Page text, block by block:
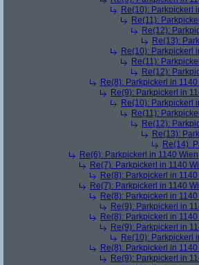
Re(10): Parkpickerl
Re(11):
Re(12):
Re(13):
Re(10): Parkpickerl
Re(11):
Re(12):
Re(8): Parkpickerl in 1140
Re(9): Parkpickerl in
Re(10): Parkpickerl
Re(11):
Re(12):
Re(13):
Re(14):
Re(6): Parkpickerl in 1140 Wien
Re(7): Parkpickerl in 1140
Re(8): Parkpickerl in 1140
Re(7): Parkpickerl in 1140
Re(8): Parkpickerl in 1140
Re(9): Parkpickerl in
Re(8): Parkpickerl in 1140
Re(9): Parkpickerl in
Re(10): Parkpickerl
Re(8): Parkpickerl in 1140
Re(9): Parkpickerl in